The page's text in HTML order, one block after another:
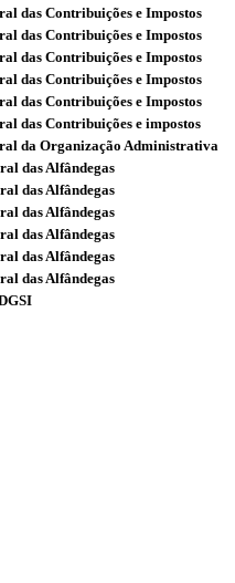
das Contribuições e Impostos
das Contribuições e Impostos
das Contribuições e Impostos
das Contribuições e Impostos
das Contribuições e Impostos
das Contribuições e impostos
da Organização Administrativa
das Alfândegas
das Alfândegas
das Alfândegas
das Alfândegas
das Alfândegas
das Alfândegas